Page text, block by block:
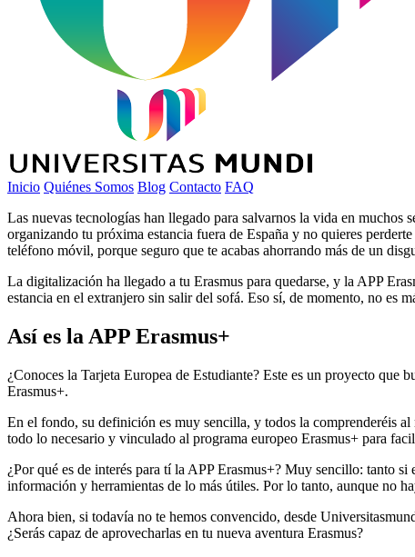
Inicio Quiénes Somos Blog Contacto FAQ
Las nuevas tecnologías han llegado para salvarnos la vida en muchos
organizando tu próxima estancia fuera de España y no quieres
teléfono móvil, porque seguro que te acabas ahorrando más de un
La digitalización ha llegado a tu Erasmus para quedarse, y la APP
estancia en el extranjero sin salir del sofá. Eso sí, de momento, no es
Así es la APP Erasmus+
¿Conoces la Tarjeta Europea de Estudiante? Este es un proyecto que
Erasmus+.
En el fondo, su definición es muy sencilla, y todos la comprenderéis
todo lo necesario y vinculado al programa europeo Erasmus+ para
¿Por qué es de interés para tí la APP Erasmus+? Muy sencillo: tanto
información y herramientas de lo más útiles. Por lo tanto, aunque no
Ahora bien, si todavía no te hemos convencido, desde
¿Serás capaz de aprovecharlas en tu nueva aventura Erasmus?